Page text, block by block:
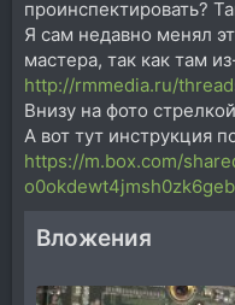
проинспектировать?
Я сам недавно менял
мастера, так как там
http://rmmedia.ru/
Внизу на фото
А вот тут инструкция
https://m.box.com/
Вложения